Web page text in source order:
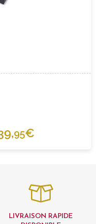
95€
LIVRAISON RAPIDE